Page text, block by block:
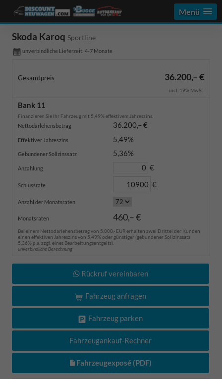
Menü
Skoda Karoq Sportline
unverbindliche Lieferzeit: 4-7 Monate
Gesamtpreis 36.200,– €
incl. 19% MwSt.
Bank 11
Finanzieren Sie Ihr Fahrzeug mit 5,49% effektivem Jahreszins.
Nettodarlehensbetrag
36.200,– €
Effektiver Jahreszins 5,49%
Gebundener Sollzinssatz 5,36%
Anzahlung €
Schlussrate €
Anzahl der Monatsraten
Monatsraten 460,– €
Bei einem Nettodarlehensbetrag von 5.000,- EUR erhalten zwei Drittel der Kunden
einen effektiven Jahreszins von 5,49% oder günstiger (gebundener Sollzinssatz
5,36% p.a. zzgl. eines Bearbeitungsentgelts).
unverbindliche Berechnung
Rückruf vereinbaren
Fahrzeug anfragen
Fahrzeug parken
Fahrzeugankauf-Rechner
Fahrzeugexposé (PDF)